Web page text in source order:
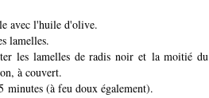
avec l'huile d'olive.
lamelles.
les lamelles de radis noir et la moitié du
à couvert.
(à feu doux également).